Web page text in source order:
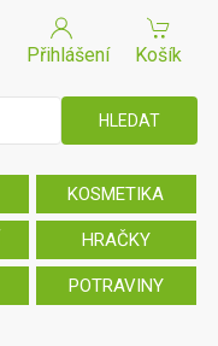
Přihlášení Košík
KOSMETIKA
HRAČKY
POTRAVINY